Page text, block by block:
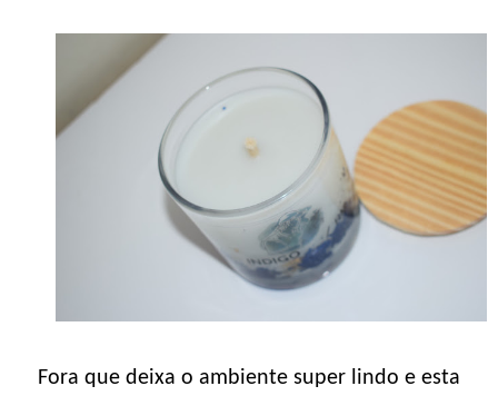
Fora que deixa o ambiente super lindo e esta